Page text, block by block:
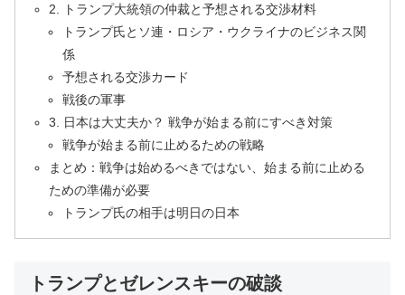
2. トランプ大統領の仲裁と予想される交渉材料
トランプ氏とソ連・ロシア・ウクライナのビジネス関
係
予想される交渉カード
戦後の軍事
3. 日本は大丈夫か？ 戦争が始まる前にすべき対策
戦争が始まる前に止めるための戦略
まとめ：戦争は始めるべきではない、始まる前に止める
ための準備が必要
トランプ氏の相手は明日の日本
トランプとゼレンスキーの破談